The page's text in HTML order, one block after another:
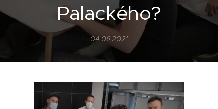
Palackého?
04.06.2021